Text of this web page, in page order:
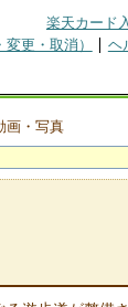
楽天カード
更・取消） ヘ
画・写真